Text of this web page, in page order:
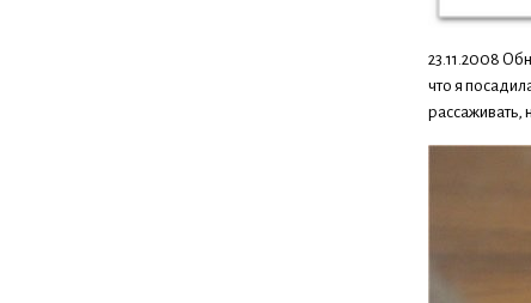
23.11.2008
что я
рассаживать,